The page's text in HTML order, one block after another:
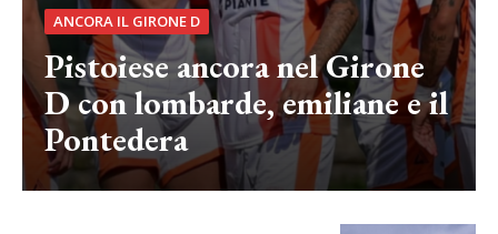
ANCORA IL GIRONE D
Pistoiese ancora nel Girone
D con lombarde, emiliane e il
Pontedera